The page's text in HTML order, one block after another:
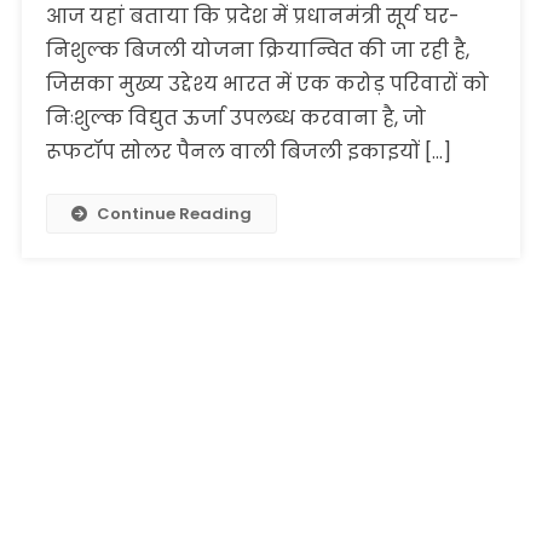
आज यहां बताया कि प्रदेश में प्रधानमंत्री सूर्य घर-
निशुल्क बिजली योजना क्रियान्वित की जा रही है,
जिसका मुख्य उद्देश्य भारत में एक करोड़ परिवारों को
निःशुल्क विद्युत ऊर्जा उपलब्ध करवाना है, जो
रूफटॉप सोलर पैनल वाली बिजली इकाइयों […]
Continue Reading